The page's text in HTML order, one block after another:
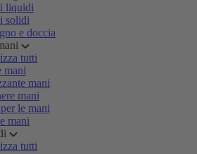
liquidi
solidi
e doccia
tutti
mani
mani
mani
le mani
mani
tutti